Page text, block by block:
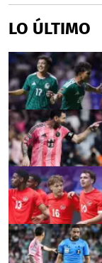
LO ÚLTIMO